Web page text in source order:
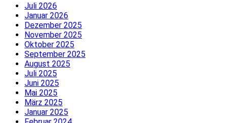
Juli 2026
Januar 2026
Dezember 2025
November 2025
Oktober 2025
September 2025
August 2025
Juli 2025
Juni 2025
Mai 2025
März 2025
Januar 2025